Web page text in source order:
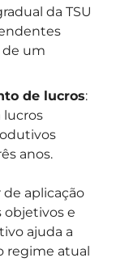
da TSU
um
de lucros:
lucros
anos.
aplicação
objetivos e
ajuda a
regime atual